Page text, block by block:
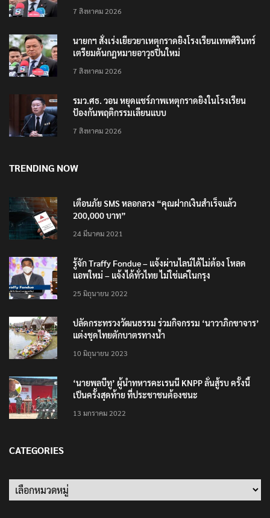
7 สิงหาคม 2026
นายกฯ สั่งเร่งเยียวยาเหตุกราดยิงโรงเรียนเทพศิรินทร์
เตรียมดันกฎหมายอาวุธปืนใหม่
7 สิงหาคม 2026
รมว.ศธ. วอน หยุดแชร์ภาพเหตุกราดยิงในโรงเรียน
ป้องกันพฤติกรรมเลียนแบบ
7 สิงหาคม 2026
TRENDING NOW
เตือนภัย SMS หลอกลวง “คุณฝากเงินสำเร็จแล้ว
200,000 บาท”
24 มีนาคม 2021
รู้จัก Traffy Fondue – แจ้งผ่านไลน์ได้ไม่ต้อง โหลด
แอพใหม่ – แจ้งได้ทั่วไทย ไม่ใช่แค่ในกรุง
25 มิถุนายน 2022
ปลัดกระทรวงวัฒนธรรม ร่วมกิจกรรม ‘นาวาภิกขาจาร’
แต่งชุดไทยตักบาตรทางน้ำ
10 มิถุนายน 2023
‘นายพลบีทู’ ผู้นำทหารคะเรนนี KNPP ลั่นสู้รบ ครั้งนี้
เป็นครั้งสุดท้าย ที่ประชาชนต้องชนะ
13 มกราคม 2022
CATEGORIES
Categories